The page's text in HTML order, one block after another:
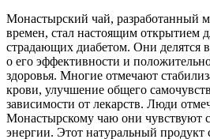
Монастырский чай, разработанный
времен, стал настоящим открытием
страдающих диабетом. Они делятся
о его эффективности и
здоровья. Многие отмечают
крови, улучшение общего
зависимости от лекарств. Люди
Монастырскому чаю они чувствуют
энергии. Этот натуральный продукт